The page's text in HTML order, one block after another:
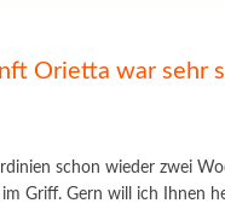
Orietta war sehr
schon wieder zwei
Griff. Gern will ich Ihnen